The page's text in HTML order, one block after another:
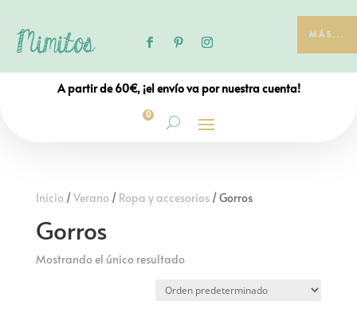
MÁS...
A partir de 60€, ¡el envío va por nuestra cuenta!
0
Inicio /Verano / Ropa y accesorios/ Gorros
Gorros
Mostrando el único resultado